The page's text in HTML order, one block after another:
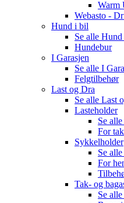
Warm
Webasto -
Hund i bil
Se alle
Hundebur
I Garasjen
Se alle I
Felgtilbehør
Last og Dra
Se alle Last
Lasteholder
Se alle
For tak
Sykkelholder
Se alle
For
Tak- og
Se alle